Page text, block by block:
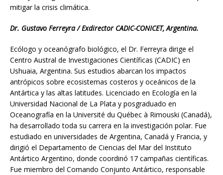
mitigar la crisis climática.
Dr. Gustavo Ferreyra / Exdirector CADIC-CONICET, Argentina.
Ecólogo y oceanógrafo biológico, el Dr. Ferreyra dirige el
Centro Austral de Investigaciones Científicas (CADIC) en
Ushuaia, Argentina. Sus estudios abarcan los impactos
antrópicos sobre ecosistemas costeros y oceánicos de la
Antártica y las altas latitudes. Licenciado en Ecología en la
Universidad Nacional de La Plata y posgraduado en
Oceanografía en la Université du Québec à Rimouski (Canadá),
ha desarrollado toda su carrera en la investigación polar. Fue
estudiado en universidades de Argentina, Canadá y Francia, y
dirigió el Departamento de Ciencias del Mar del Instituto
Antártico Argentino, donde coordinó 17 campañas científicas.
Fue miembro del Comando Conjunto Antártico, responsable